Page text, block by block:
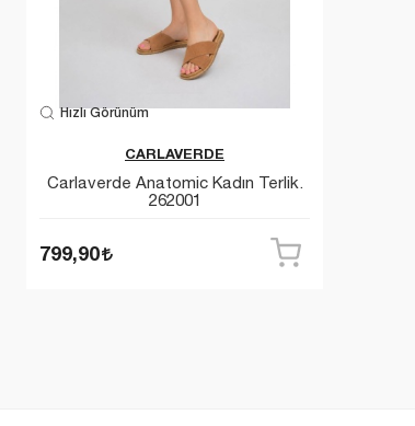
Hızlı Görünüm
CARLAVERDE
Carlaverde Anatomic Kadın Terlik.
262001
799,90